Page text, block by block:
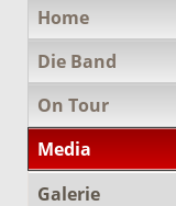
überspringen
Home
Die Band
On Tour
Media
Galerie